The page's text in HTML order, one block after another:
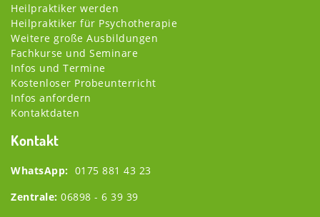
Heilpraktiker werden
Heilpraktiker für Psychotherapie
Weitere große Ausbildungen
Fachkurse und Seminare
Infos und Termine
Kostenloser Probeunterricht
Infos anfordern
Kontaktdaten
Kontakt
WhatsApp: 0175 881 43 23
Zentrale: 06898 - 6 39 39